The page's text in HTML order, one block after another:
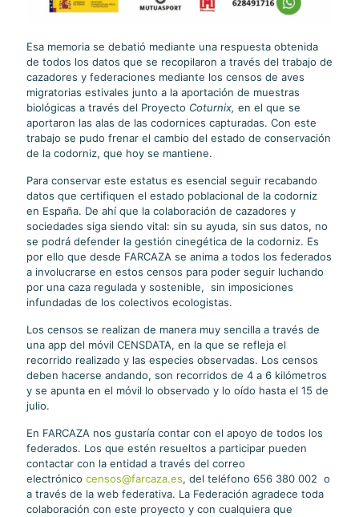
Esa memoria se debatió mediante una respuesta obtenida
de todos los datos que se recopilaron a través del trabajo de
cazadores y federaciones mediante los censos de aves
migratorias estivales junto a la aportación de muestras
biológicas a través del Proyecto Coturnix, en el que se
aportaron las alas de las codornices capturadas. Con este
trabajo se pudo frenar el cambio del estado de conservación
de la codorniz, que hoy se mantiene.
Para conservar este estatus es esencial seguir recabando
datos que certifiquen el estado poblacional de la codorniz
en España. De ahí que la colaboración de cazadores y
sociedades siga siendo vital: sin su ayuda, sin sus datos, no
se podrá defender la gestión cinegética de la codorniz. Es
por ello que desde FARCAZA se anima a todos los federados
a involucrarse en estos censos para poder seguir luchando
por una caza regulada y sostenible, sin imposiciones
infundadas de los colectivos ecologistas.
Los censos se realizan de manera muy sencilla a través de
una app del móvil CENSDATA, en la que se refleja el
recorrido realizado y las especies observadas. Los censos
deben hacerse andando, son recorridos de 4 a 6 kilómetros
y se apunta en el móvil lo observado y lo oído hasta el 15 de
julio.
En FARCAZA nos gustaría contar con el apoyo de todos los
federados. Los que estén resueltos a participar pueden
contactar con la entidad a través del correo
electrónico censos@farcaza.es, del teléfono 656 380 002 o
a través de la web federativa. La Federación agradece toda
colaboración con este proyecto y con cualquiera que